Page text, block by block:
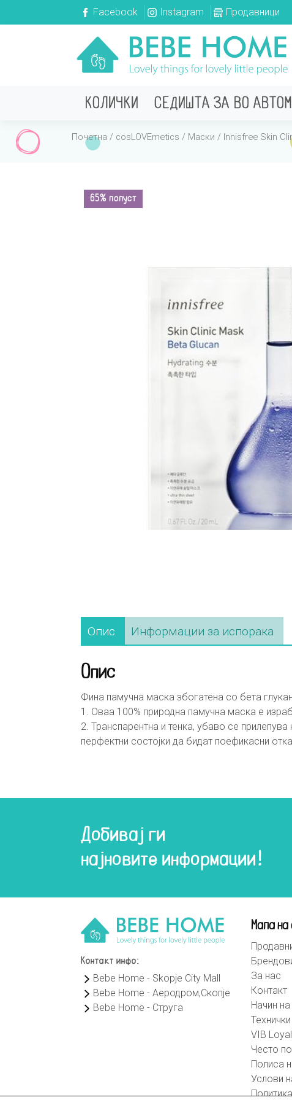
Facebook Instagram Продавници
КОЛИЧКИ СЕДИШТА ЗА ВО
Почетна / cosLOVEmetics / Маски / Innisfree Skin
65% попуст
Опис Информации за испорака
Опис
Фина памучна маска збогатена со бета
1. Оваа 100% природна памучна маска е
2. Транспарентна и тенка, убаво се
перфектни состојки да бидат поефикасни
Добивај ги
најновите информации!
Контакт инфо:
Bebe Home - Skopje City Mall
Bebe Home - Аеродром,Скопје
Bebe Home - Струга
Мапа на
За нас
Контакт
Начин
VIB
Често
Полиса
Услови